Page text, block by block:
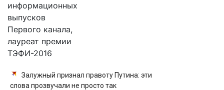
информационных
выпусков
Первого канала,
лауреат премии
ТЭФИ-2016
Залужный признал правоту Путина: эти
слова прозвучали не просто так